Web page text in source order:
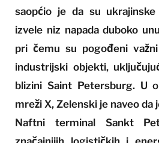
saopćio je da su
izvele niz napada duboko
pri čemu su pogođeni
industrijski objekti,
blizini Saint Petersburg. U
mreži X, Zelenski je naveo
Naftni terminal Sankt